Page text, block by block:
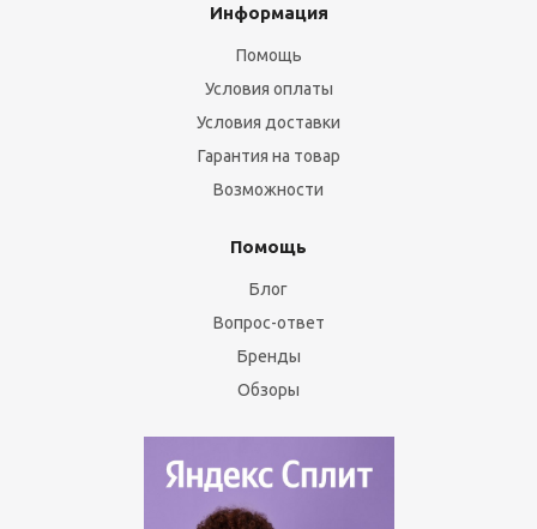
Информация
Помощь
Условия оплаты
Условия доставки
Гарантия на товар
Возможности
Помощь
Блог
Вопрос-ответ
Бренды
Обзоры